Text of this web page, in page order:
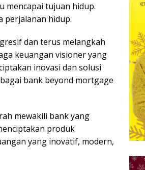
mencapai tujuan hidup.
perjalanan hidup.
dan terus melangkah
keuangan visioner yang
inovasi dan solusi
bank beyond mortgage
mewakili bank yang
produk
yang inovatif, modern,